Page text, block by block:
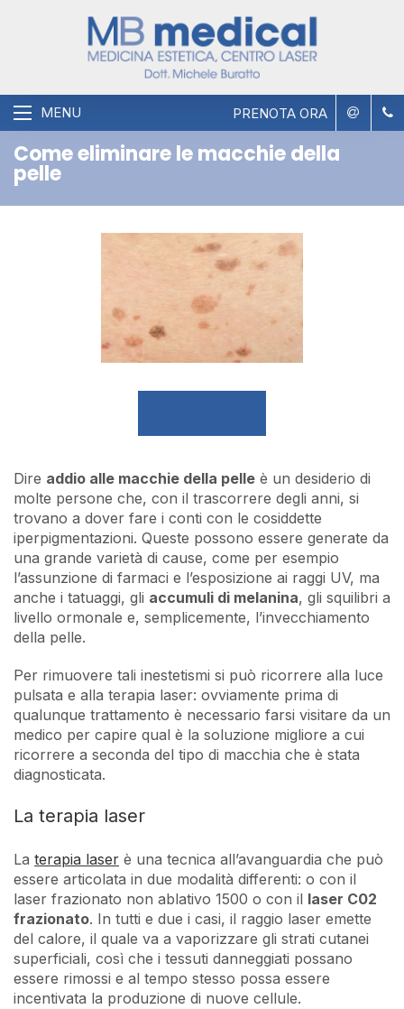
Come eliminare le macchie della
pelle
Dire addio alle macchie della pelle è un desiderio di
molte persone che, con il trascorrere degli anni, si
trovano a dover fare i conti con le cosiddette
iperpigmentazioni. Queste possono essere generate da
una grande varietà di cause, come per esempio
l’assunzione di farmaci e l’esposizione ai raggi UV, ma
anche i tatuaggi, gli accumuli di melanina, gli squilibri a
livello ormonale e, semplicemente, l’invecchiamento
della pelle.
Per rimuovere tali inestetismi si può ricorrere alla luce
pulsata e alla terapia laser: ovviamente prima di
qualunque trattamento è necessario farsi visitare da un
medico per capire qual è la soluzione migliore a cui
ricorrere a seconda del tipo di macchia che è stata
diagnosticata.
La terapia laser
La terapia laser è una tecnica all’avanguardia che può
essere articolata in due modalità differenti: o con il
laser frazionato non ablativo 1500 o con il laser C02
frazionato. In tutti e due i casi, il raggio laser emette
del calore, il quale va a vaporizzare gli strati cutanei
superficiali, così che i tessuti danneggiati possano
essere rimossi e al tempo stesso possa essere
incentivata la produzione di nuove cellule.
MENU PRENOTA ORA